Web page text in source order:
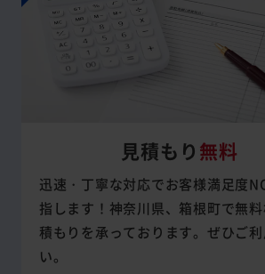
見積もり 無料
迅速・丁寧な対応でお客様満足度
指します！神奈川県、箱根町で無
積もりを承っております。ぜひご
い。